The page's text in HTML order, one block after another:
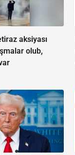
aksiyası
olub,